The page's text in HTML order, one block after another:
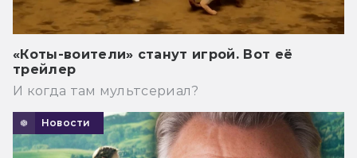
«Коты-воители» станут игрой. Вот её
трейлер
И когда там мультсериал?
Новости